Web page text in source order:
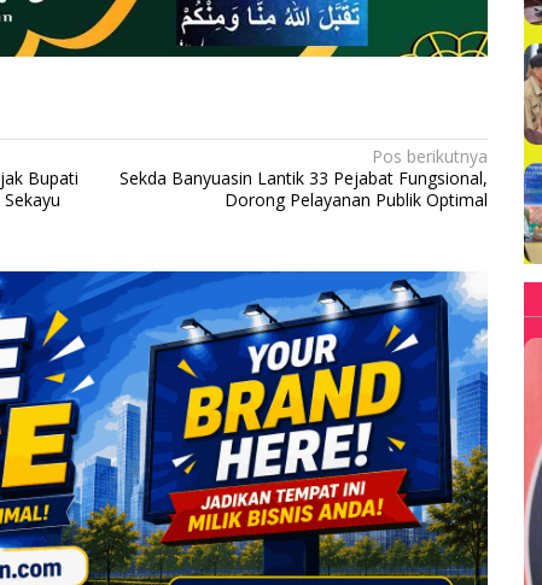
Bupati
Pos berikutnya
Sekda Banyuasin Lantik 33 Pejabat Fungsional,
Dorong Pelayanan Publik Optimal